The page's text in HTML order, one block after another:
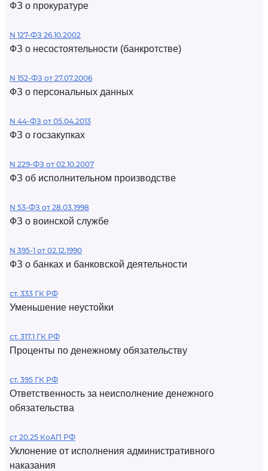
ФЗ о прокуратуре
N 127-ФЗ 26.10.2002
ФЗ о несостоятельности (банкротстве)
N 152-ФЗ от 27.07.2006
ФЗ о персональных данных
N 44-ФЗ от 05.04.2013
ФЗ о госзакупках
N 229-ФЗ от 02.10.2007
ФЗ об исполнительном производстве
N 53-ФЗ от 28.03.1998
ФЗ о воинской службе
N 395-1 от 02.12.1990
ФЗ о банках и банковской деятельности
ст. 333 ГК РФ
Уменьшение неустойки
ст. 317.1 ГК РФ
Проценты по денежному обязательству
ст. 395 ГК РФ
Ответственность за неисполнение денежного
обязательства
ст 20.25 КоАП РФ
Уклонение от исполнения административного
наказания